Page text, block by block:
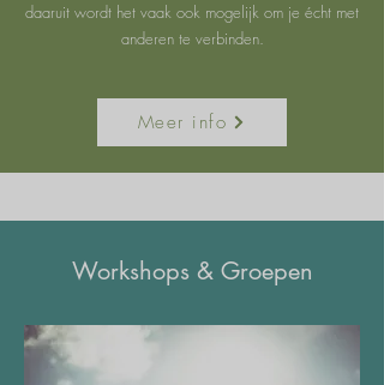
daaruit wordt het vaak ook mogelijk om je écht met
anderen te verbinden.
Meer info
Workshops & Groepen